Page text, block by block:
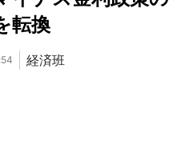
転換
経済班